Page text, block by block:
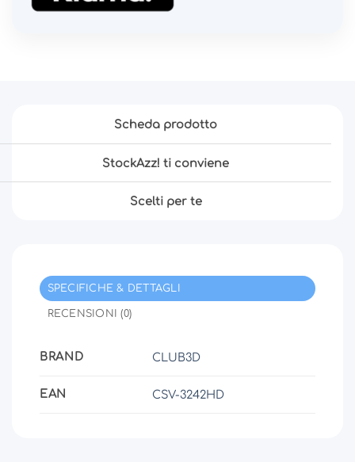
Scheda prodotto
StockAzz! ti conviene
Scelti per te
SPECIFICHE & DETTAGLI
RECENSIONI (0)
BRAND CLUB3D
EAN CSV-3242HD